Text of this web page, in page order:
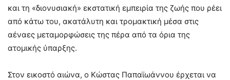
και τη «διονυσιακή» εκστατική εμπειρία της ζωής που ρέει
από κάτω του, ακατάλυτη και τρομακτική μέσα στις
αέναες μεταμορφώσεις της πέρα από τα όρια της
ατομικής ύπαρξης.
Στον εικοστό αιώνα, ο Κώστας Παπαϊωάννου έρχεται να